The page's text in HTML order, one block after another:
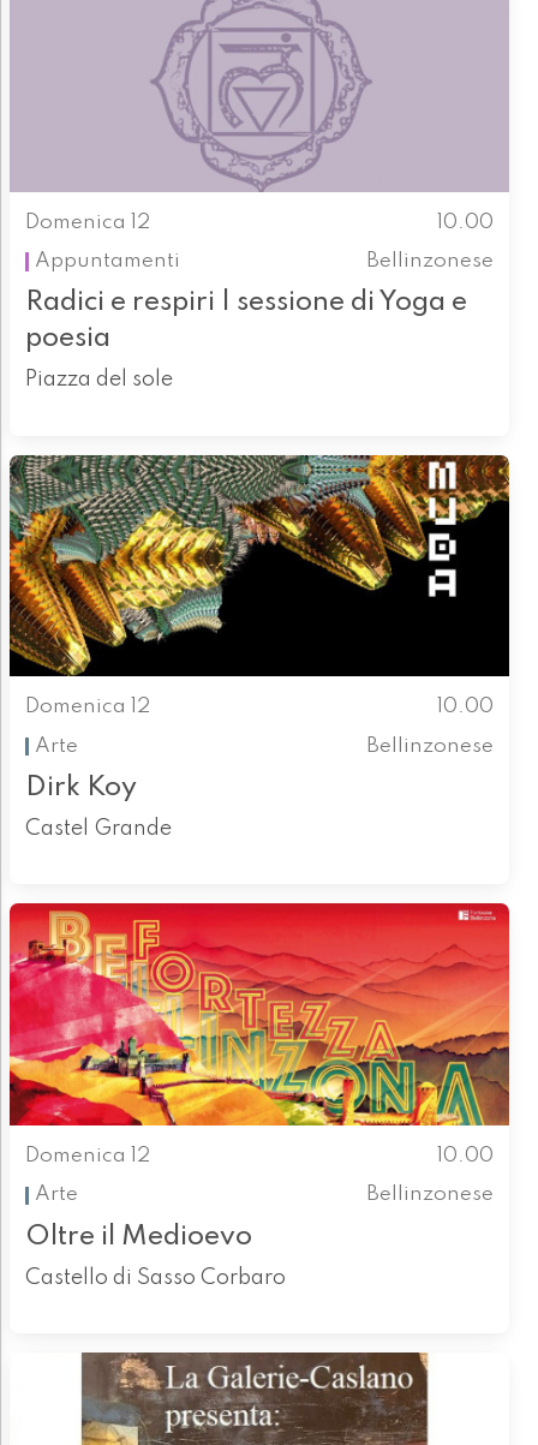
Domenica 12
10.00
Appuntamenti
Bellinzonese
Radici e respiri | sessione di Yoga e
poesia
Piazza del sole
Domenica 12
10.00
Arte
Bellinzonese
Dirk Koy
Castel Grande
Domenica 12
10.00
Arte
Bellinzonese
Oltre il Medioevo
Castello di Sasso Corbaro